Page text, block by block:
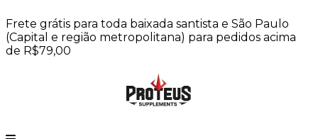
para
o
conteúdo
Frete grátis para toda baixada santista e São Paulo
(Capital e região metropolitana) para pedidos acima
de R$79,00